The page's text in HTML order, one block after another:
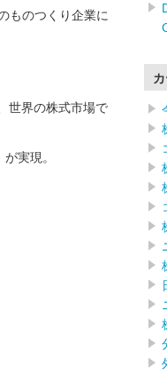
ものつくり企業に
世界の株式市場で
実現。